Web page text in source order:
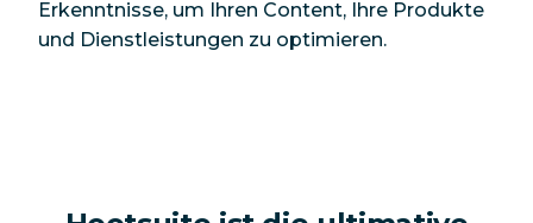
Erkenntnisse, um Ihren Content, Ihre Produkte
und Dienstleistungen zu optimieren.